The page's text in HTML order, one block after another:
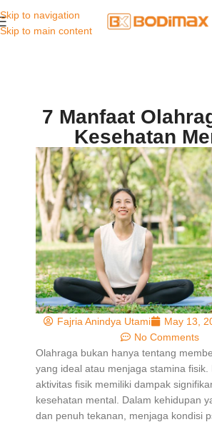
Skip to navigation
Skip to main content
7 Manfaat
Kesehatan
Fajria Anindya Utami May 13,
No Comments
Olahraga bukan hanya tentang
yang ideal atau menjaga stamina fisik.
aktivitas fisik memiliki dampak
kesehatan mental. Dalam kehidupan
dan penuh tekanan, menjaga kondisi